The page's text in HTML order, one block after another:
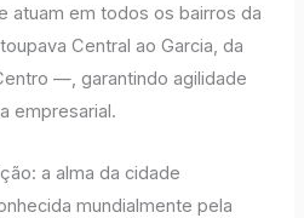
atuam em todos os bairros da
Central ao Garcia, da
—, garantindo agilidade
empresarial.
a alma da cidade
mundialmente pela